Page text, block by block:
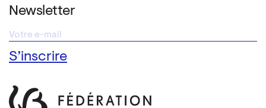
Newsletter